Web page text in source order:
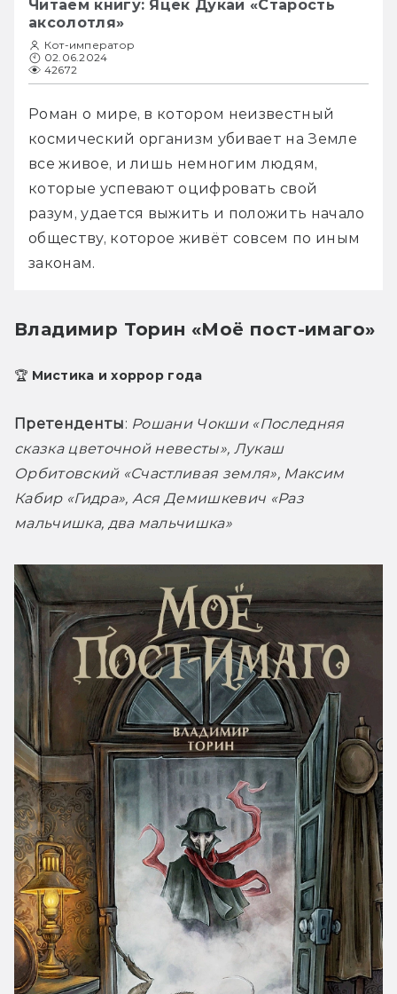
Читаем книгу: Яцек Дукай «Старость
аксолотля»
Кот-император
02.06.2024
42672
Роман о мире, в котором неизвестный
космический организм убивает на Земле
все живое, и лишь немногим людям,
которые успевают оцифровать свой
разум, удается выжить и положить начало
обществу, которое живёт совсем по иным
законам.
Владимир Торин «Моё пост-имаго»
🏆 Мистика и хоррор года
Претенденты: Рошани Чокши «Последняя
сказка цветочной невесты», Лукаш
Орбитовский «Счастливая земля», Максим
Кабир «Гидра», Ася Демишкевич «Раз
мальчишка, два мальчишка»